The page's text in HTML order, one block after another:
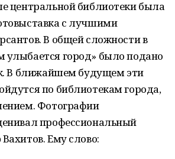
центральной библиотеки была
с лучшими
В общей сложности в
город» было подано
В ближайшем будущем эти
по библиотекам города,
Фотографии
профессиональный
Ему слово: